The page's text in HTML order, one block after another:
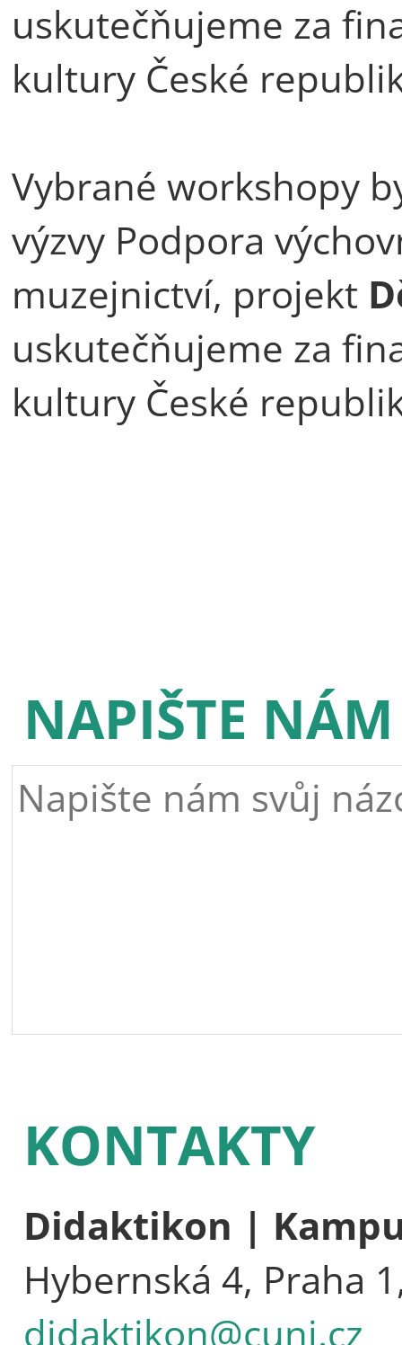
uskutečňujeme za
kultury České
Vybrané workshopy
výzvy Podpora
muzejnictví, projekt
uskutečňujeme za
kultury České
NAPIŠTE NÁM
KONTAKTY
Didaktikon |
Hybernská 4, Praha
didaktikon@cuni.cz